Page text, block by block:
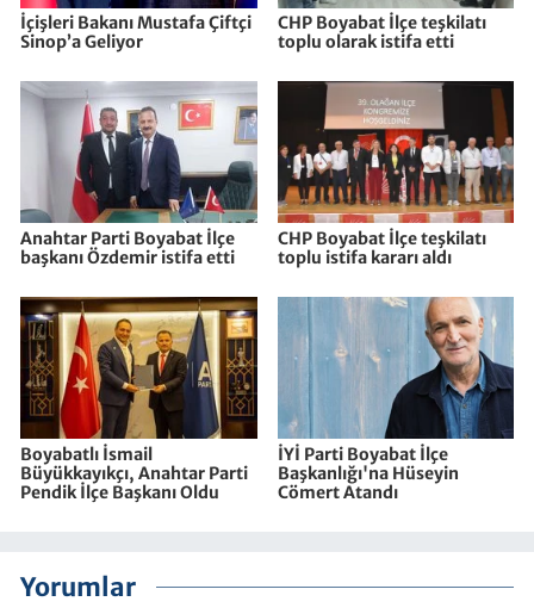
İçişleri Bakanı Mustafa Çiftçi
Sinop’a Geliyor
CHP Boyabat İlçe teşkilatı
toplu olarak istifa etti
Anahtar Parti Boyabat İlçe
başkanı Özdemir istifa etti
CHP Boyabat İlçe teşkilatı
toplu istifa kararı aldı
Boyabatlı İsmail
Büyükkayıkçı, Anahtar Parti
Pendik İlçe Başkanı Oldu
İYİ Parti Boyabat İlçe
Başkanlığı'na Hüseyin
Cömert Atandı
Yorumlar